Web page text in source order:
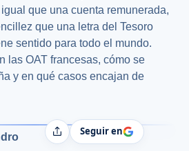
que una cuenta remunerada,
que una letra del Tesoro
sentido para todo el mundo.
las OAT francesas, cómo se
y en qué casos encajan de
CompartirSeguir en